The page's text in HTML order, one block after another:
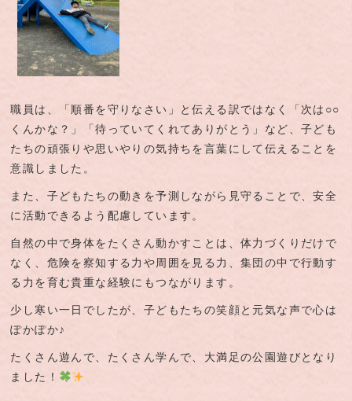
職員は、「順番を守りなさい」と伝える訳ではなく「次は○○
くんかな？」「待っていてくれてありがとう」など、子ども
たちの頑張りや思いやりの気持ちを言葉にして伝えることを
意識しました。
また、子どもたちの動きを予測しながら見守ることで、安全
に活動できるよう配慮しています。
自然の中で身体をたくさん動かすことは、体力づくりだけで
なく、危険を察知する力や周囲を見る力、集団の中で行動す
る力を育む貴重な経験にもつながります。
少し寒い一日でしたが、子どもたちの笑顔と元気な声で心は
ぽかぽか♪
たくさん遊んで、たくさん学んで、大満足の公園遊びとなり
ました！